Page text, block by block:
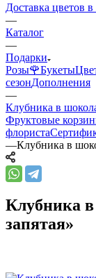
Доставка цветов
—
Каталог
—
Подарки
Розы🌹Букеты
сезонДополнения
—
Клубника в
Фруктовые
флориста
—Клубника в
Клубника
запятая»